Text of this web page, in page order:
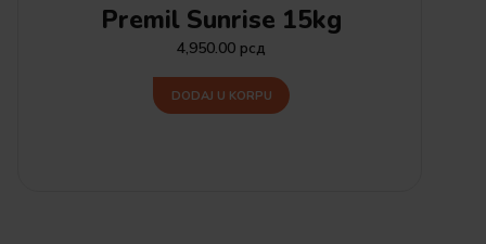
Premil Sunrise 15kg
4,950.00 рсд
DODAJ U KORPU